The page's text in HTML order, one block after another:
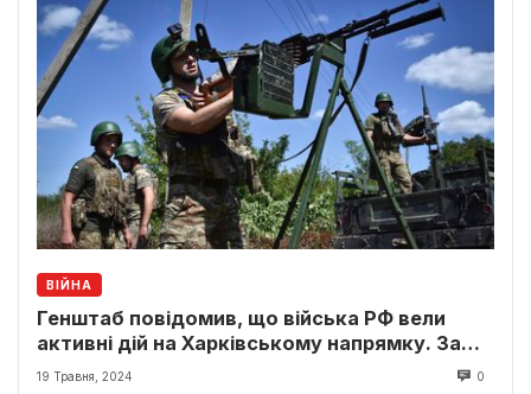
ВІЙНА
Генштаб повідомив, що війська РФ вели
активні дій на Харківському напрямку. За
останню добу було 110 бойових зіткнень на
19 Травня, 2024 0